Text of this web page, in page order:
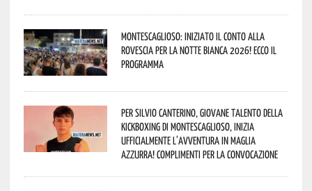
Montescaglioso: iniziato il conto alla
rovescia per la Notte Bianca 2026! Ecco il
programma
Per Silvio Canterino, giovane talento della
kickboxing di Montescaglioso, inizia
ufficialmente l’avventura in maglia
azzurra! Complimenti per la convocazione